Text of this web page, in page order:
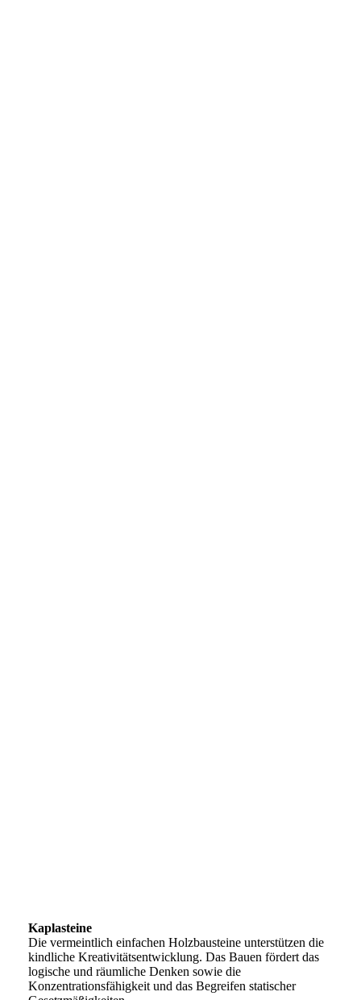
Kaplasteine
Die vermeintlich einfachen Holzbausteine unterstützen die
kindliche Kreativitätsentwicklung. Das Bauen fördert das
logische und räumliche Denken sowie die
Konzentrationsfähigkeit und das Begreifen statischer